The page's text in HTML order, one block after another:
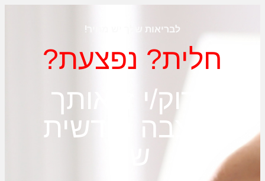
לבריאות שלך יש מחיר!
חלית? נפצעת?
בדוק/י זכאותך
לקצבה חודשית
של